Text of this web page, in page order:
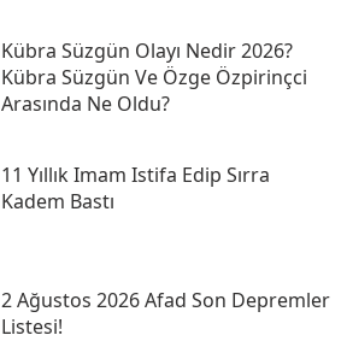
Kübra Süzgün Olayı Nedir 2026?
Kübra Süzgün Ve Özge Özpirinçci
Arasında Ne Oldu?
11 Yıllık Imam Istifa Edip Sırra
Kadem Bastı
2 Ağustos 2026 Afad Son Depremler
Listesi!